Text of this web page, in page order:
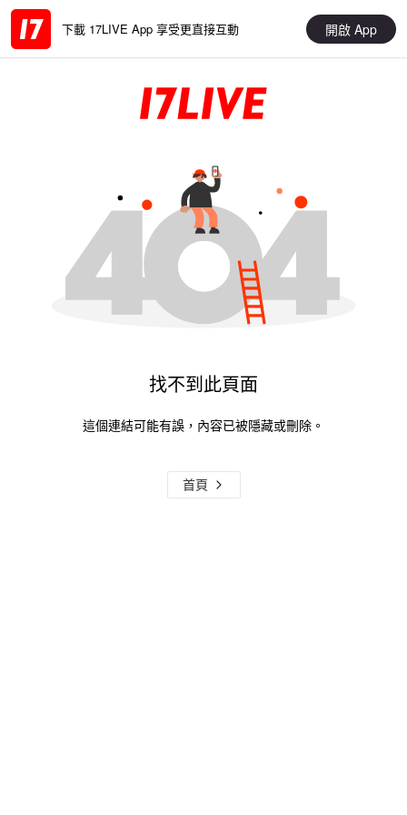
下載 17LIVE App 享受更直接互動 開啟 App
找不到此頁面
這個連結可能有誤，內容已被隱藏或刪除。
首頁